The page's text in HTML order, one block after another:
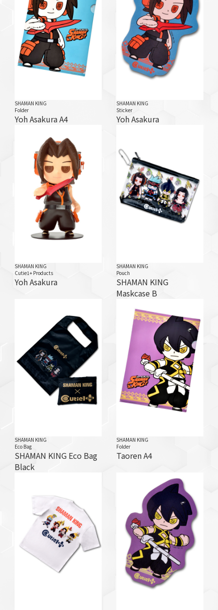
SHAMAN KING
Folder
Yoh Asakura A4
SHAMAN KING
Sticker
Yoh Asakura
SHAMAN KING
Cutie1+ Products
Yoh Asakura
SHAMAN KING
Pouch
SHAMAN KING
Maskcase B
SHAMAN KING
Eco Bag
SHAMAN KING Eco Bag
Black
SHAMAN KING
Folder
Taoren A4